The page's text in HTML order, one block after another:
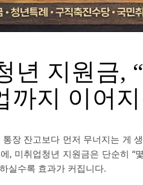
년 지원금,
까지 이어
장 잔고보다 먼저 무너지는 게
, 미취업청년 지원금은 단순히 “
실수록 효과가 커집니다.